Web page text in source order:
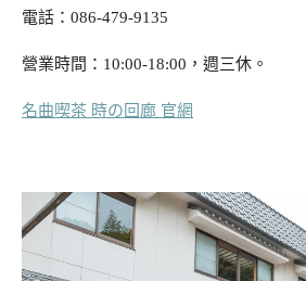
電話：086-479-9135
營業時間：10:00-18:00，週三休。
名曲喫茶 時の回廊 官網